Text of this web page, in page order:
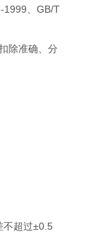
1999、GB/T
除准确、分
不超过±0.5